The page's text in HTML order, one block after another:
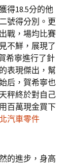
得18.5分的他
號得分別。更
戰，場均比賽
不鮮，展現了
希寧進行了針
表現傑出，幫
后，賀希寧也
秤終於對自己
百萬現金買下
汽車零件
的進步，身高